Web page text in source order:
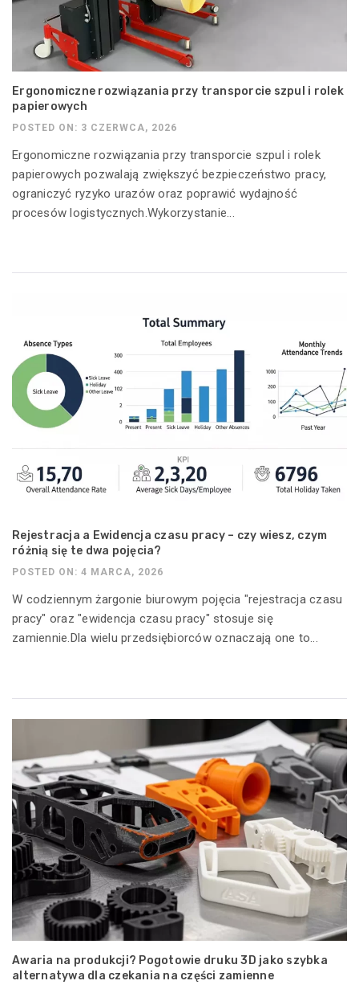
Ergonomiczne rozwiązania przy transporcie szpul i rolek
papierowych
POSTED ON: 3 CZERWCA, 2026
Ergonomiczne rozwiązania przy transporcie szpul i rolek
papierowych pozwalają zwiększyć bezpieczeństwo pracy,
ograniczyć ryzyko urazów oraz poprawić wydajność
procesów logistycznych.Wykorzystanie...
Rejestracja a Ewidencja czasu pracy – czy wiesz, czym
różnią się te dwa pojęcia?
POSTED ON: 4 MARCA, 2026
W codziennym żargonie biurowym pojęcia "rejestracja czasu
pracy" oraz "ewidencja czasu pracy" stosuje się
zamiennie.Dla wielu przedsiębiorców oznaczają one to...
Awaria na produkcji? Pogotowie druku 3D jako szybka
alternatywa dla czekania na części zamienne